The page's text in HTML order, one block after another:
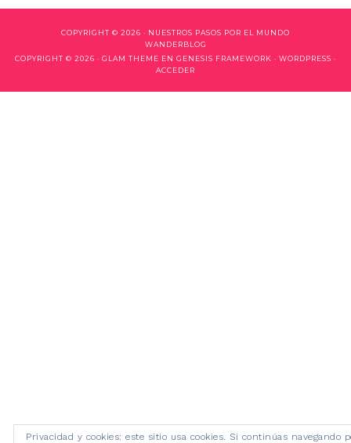
COPYRIGHT © 2026 · NUESTROS PASOS POR EL MUNDO
WANDERBLOG
COPYRIGHT © 2026 · GLAM THEME EN GENESIS FRAMEWORK · WORDPRESS ·
ACCEDER
Privacidad y cookies: este sitio usa cookies. Si continúas navegando